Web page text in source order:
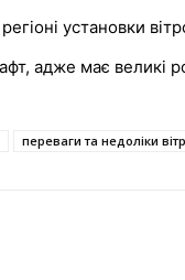
установки
адже має великі
переваги та недоліки